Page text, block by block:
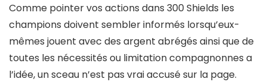
Comme pointer vos actions dans 300 Shields les
champions doivent sembler informés lorsqu’eux-
mêmes jouent avec des argent abrégés ainsi que de
toutes les nécessités ou limitation compagnonnes a
l’idée, un sceau n’est pas vrai accusé sur la page.